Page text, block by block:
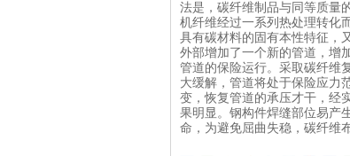
法是，碳纤维制品与同等质量
机纤维经过一系列热处理转化
具有碳材料的固有本性特征，
外部增加了一个新的管道，增
管道的保险运行。采取碳纤维
大缓解，管道将处于保险应力
变，恢复管道的承压才干，经
果明显。钢构件焊缝部位易产
命，为避免屈曲失稳，碳纤维